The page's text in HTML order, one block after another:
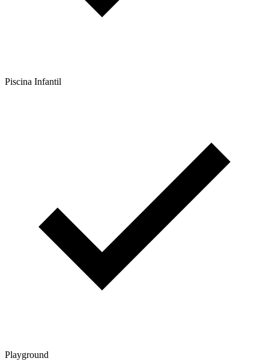
Piscina Infantil
Playground